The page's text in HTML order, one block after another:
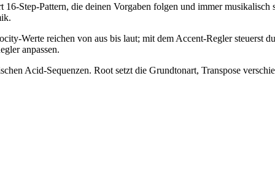
Step-Pattern, die deinen Vorgaben folgen und immer
Werte reichen von aus bis laut; mit dem Accent-Regler steuerst
anpassen.
Acid-Sequenzen. Root setzt die Grundtonart, Transpose